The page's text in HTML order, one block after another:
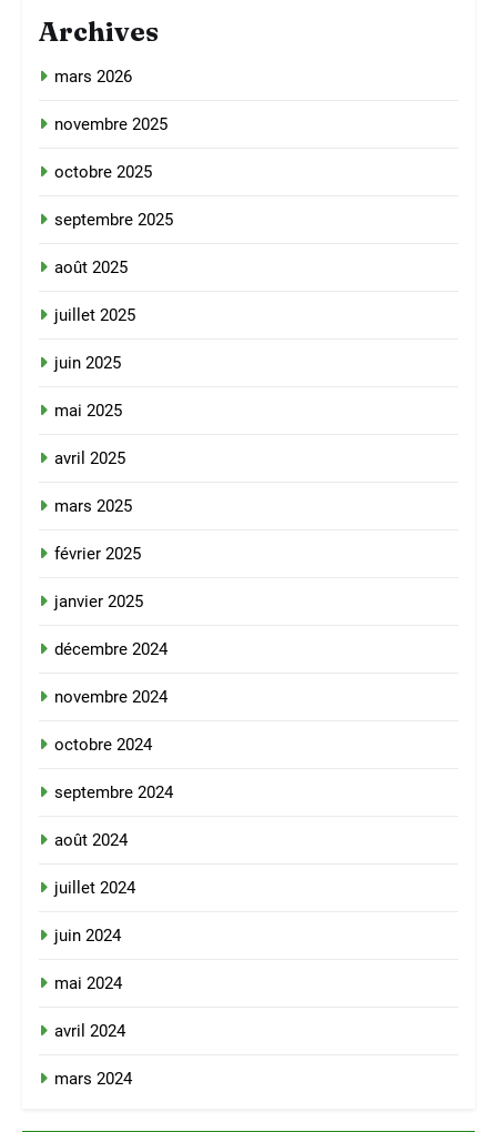
Archives
mars 2026
novembre 2025
octobre 2025
septembre 2025
août 2025
juillet 2025
juin 2025
mai 2025
avril 2025
mars 2025
février 2025
janvier 2025
décembre 2024
novembre 2024
octobre 2024
septembre 2024
août 2024
juillet 2024
juin 2024
mai 2024
avril 2024
mars 2024